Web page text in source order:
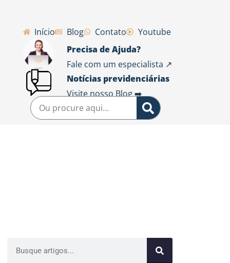
Início Blog Contato
Youtube
Precisa de Ajuda?
Fale com um especialista ↗️
Notícias previdenciárias
Visite nosso Blog ➡️